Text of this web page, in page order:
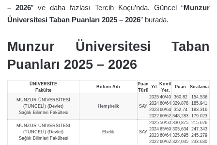
– 2026” ve daha fazlası Tercih Koçu’nda. Güncel “Munzur
Üniversitesi Taban Puanları 2025 – 2026” burada.
Munzur Üniversitesi Taban
Puanları 2025 – 2026
ÜNİVERSİTE
Fakülte
Bölüm Adı
Puan
Türü
Yıl
Kont/
Yer.
Puan Sıralama
MUNZUR ÜNİVERSİTESİ
(TUNCELİ) (Devlet)
Sağlık Bilimleri Fakültesi
Hemşirelik SAY
2025
2024
2023
2022
40/40
60/64
60/64
60/62
360,82
329,878
352,74
348,283
154.536
185.941
183.316
179.023
MUNZUR ÜNİVERSİTESİ
(TUNCELİ) (Devlet)
Sağlık Bilimleri Fakültesi
Ebelik SAY
2025
2024
2023
2022
50/50
65/69
60/64
60/62
330,875
305,634
325,695
322,035
215.626
247.343
245.279
233.630